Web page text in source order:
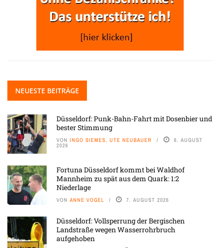
NEUESTE BEITRÄGE
Düsseldorf: Punk-Bahn-Fahrt mit Dosenbier und
bester Stimmung
VON INGO SIEMES, UTE NEUBAUER 8. AUGUST
2026
Fortuna Düsseldorf kommt bei Waldhof
Mannheim zu spät aus dem Quark: 1:2
Niederlage
VON ANNE VOGEL 7. AUGUST 2026
Düsseldorf: Vollsperrung der Bergischen
Landstraße wegen Wasserrohrbruch
aufgehoben